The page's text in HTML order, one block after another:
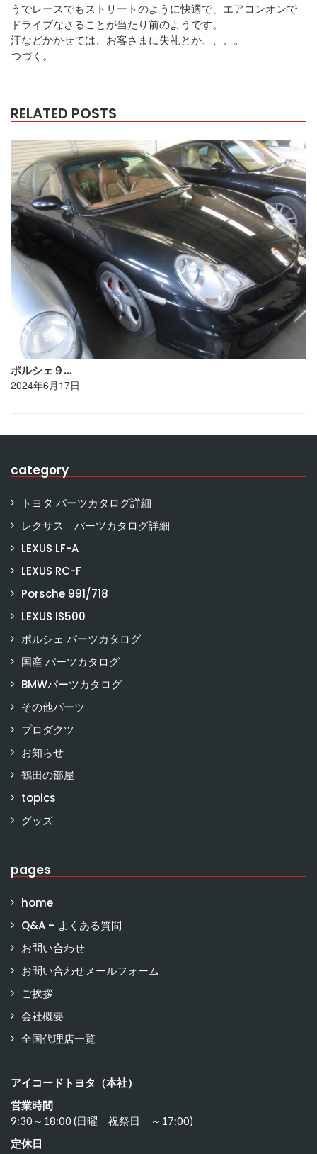
うでレースでもストリートのように快適で、エアコンオンで
ドライブなさることが当たり前のようです。
汗などかかせては、お客さまに失礼とか、、、。
つづく。
RELATED POSTS
ポルシェ９…
2024年6月17日
category
トヨタ パーツカタログ詳細
レクサス パーツカタログ詳細
LEXUS LF-A
LEXUS RC-F
Porsche 991/718
LEXUS IS500
ポルシェ パーツカタログ
国産 パーツカタログ
BMWパーツカタログ
その他パーツ
プロダクツ
お知らせ
鶴田の部屋
topics
グッズ
pages
home
Q&A – よくある質問
お問い合わせ
お問い合わせメールフォーム
ご挨拶
会社概要
全国代理店一覧
アイコードトヨタ（本社）
営業時間
9:30～18:00 (日曜 祝祭日 ～17:00)
定休日